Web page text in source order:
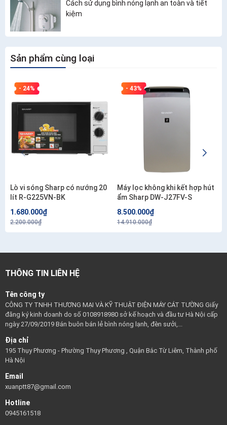
Cách sử dụng bình nóng lạnh an toàn và tiết
kiệm
Sản phẩm cùng loại
- 24%
Lò vi sóng Sharp có nướng 20
lít R-G225VN-BK
1.680.000₫
2.200.000₫
- 43%
Máy lọc không khi kết hợp hút
ẩm Sharp DW-J27FV-S
8.500.000₫
14.910.000₫
THÔNG TIN LIÊN HỆ
Tên công ty
CÔNG TY TNHH THƯƠNG MẠI VÀ KỸ THUẬT ĐIỆN MÁY CÁT TƯỜNG Giấy
đăng ký kinh doanh do số 0108918980 sở kế hoạch và đầu tư Hà Nội cấp
ngày 27/09/2019 Bán buôn bán lẻ bình nóng lạnh, đèn sưởi,...
Địa chỉ
195 Thụy Phương - Phường Thụy Phương , Quận Bắc Từ Liêm, Thành phố
Hà Nội
Email
xuanptt87@gmail.com
Hotline
0945161518